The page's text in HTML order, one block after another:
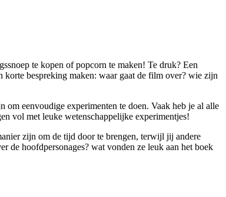
te kopen of popcorn te maken! Te druk? Een
bespreking maken: waar gaat de film over? wie zijn
om eenvoudige experimenten te doen. Vaak heb je al alle
vol met leuke wetenschappelijke experimentjes!
zijn om de tijd door te brengen, terwijl jij andere
de hoofdpersonages? wat vonden ze leuk aan het boek